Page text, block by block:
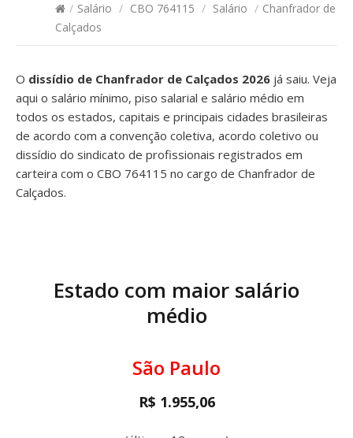
/ Salário / CBO 764115 / Salário / Chanfrador de
Calçados
O dissídio de Chanfrador de Calçados 2026 já saiu. Veja
aqui o salário mínimo, piso salarial e salário médio em
todos os estados, capitais e principais cidades brasileiras
de acordo com a convenção coletiva, acordo coletivo ou
dissídio do sindicato de profissionais registrados em
carteira com o CBO 764115 no cargo de Chanfrador de
Calçados.
Estado com maior salário
médio
São Paulo
R$ 1.955,06